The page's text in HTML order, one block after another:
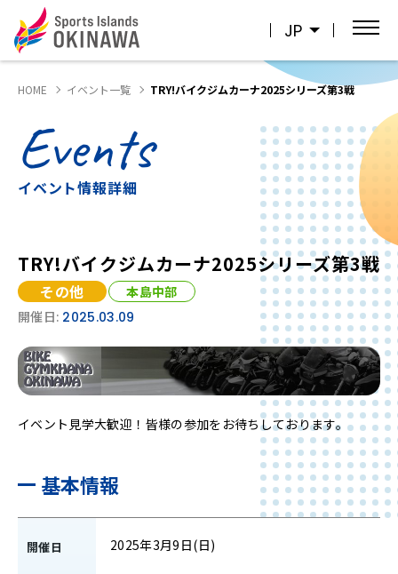
JP
HOME イベント一覧 TRY!バイクジムカーナ2025シリーズ第3戦
Events
イベント情報詳細
TRY!バイクジムカーナ2025シリーズ第3戦
その他
本島中部
開催日: 2025.03.09
イベント見学大歓迎！皆様の参加をお待ちしております。
基本情報
開催日 2025年3月9日(日)